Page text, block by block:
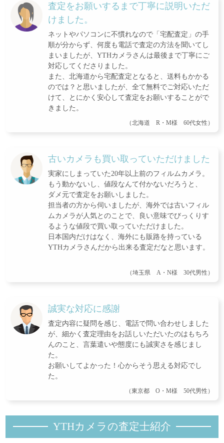
査定をお願いするまで丁寧に説明いただ
けました。
ネットやパソコンに不慣れなので「宅配査定」の手
順が分からず、何度も電話で査定の方法を聞いてし
まいましたが、YTHカメラさんは最後まで丁寧にご
対応してくださりました。
また、北海道から宅配査定となると、送料もかかる
のでは？と思いましたが、全て無料でご対応いただ
けて、とにかく安心して査定をお願いすることがで
きました。
（北海道 R・M様 60代女性）
古いカメラも買い取っていただけました
実家にしまっていた20年以上前のフィルムカメラ。
もう動かないし、値段なんて付かないだろうと、
ダメ元で査定をお願いしました。
担当者の方から伺いましたが、海外では古いフィル
ムカメラが人気とのことで、良い意味でびっくりす
るような値段で買い取っていただけました。
日本国内だけはなく、海外にも販路を持っている
YTHカメラさんだから出来る査定だなと思います。
（埼玉県 A・N様 30代男性）
誠実な対応に感謝
査定内容に疑問を感じ、電話で問い合わせしました
が、細かく査定理由をお話しいただいたのはもちろ
んのこと、言葉遣いや態度にも誠実さを感じまし
た。
お願いしてよかった！心からそう思える対応でし
た。
（東京都 O・M様 50代男性）
YTHカメラの査定士紹介